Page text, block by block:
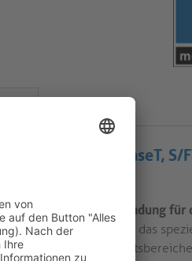
mit 10GBaseT, S/
Präzisionsverbindung
Verbindungskabel, das
AV-